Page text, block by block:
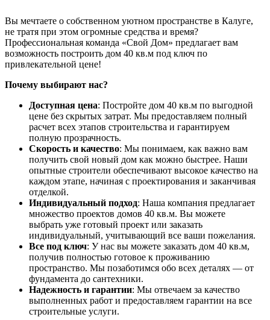
Вы мечтаете о собственном уютном пространстве в Калуге,
не тратя при этом огромные средства и время?
Профессиональная команда «Свой Дом» предлагает вам
возможность построить дом 40 кв.м под ключ по
привлекательной цене!
Почему выбирают нас?
Доступная цена: Постройте дом 40 кв.м по выгодной
цене без скрытых затрат. Мы предоставляем полный
расчет всех этапов строительства и гарантируем
полную прозрачность.
Скорость и качество: Мы понимаем, как важно вам
получить свой новый дом как можно быстрее. Наши
опытные строители обеспечивают высокое качество на
каждом этапе, начиная с проектирования и заканчивая
отделкой.
Индивидуальный подход: Наша компания предлагает
множество проектов домов 40 кв.м. Вы можете
выбрать уже готовый проект или заказать
индивидуальный, учитывающий все ваши пожелания.
Все под ключ: У нас вы можете заказать дом 40 кв.м,
получив полностью готовое к проживанию
пространство. Мы позаботимся обо всех деталях — от
фундамента до сантехники.
Надежность и гарантии: Мы отвечаем за качество
выполненных работ и предоставляем гарантии на все
строительные услуги.